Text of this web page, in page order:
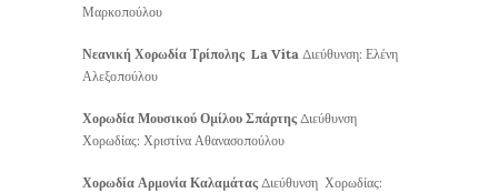
Μαρκοπούλου
Νεανική Χορωδία Τρίπολης La Vita Διεύθυνση: Ελένη
Αλεξοπούλου
Χορωδία Μουσικού Ομίλου Σπάρτης Διεύθυνση
Χορωδίας: Χριστίνα Αθανασοπούλου
Χορωδία Αρμονία Καλαμάτας Διεύθυνση Χορωδίας: